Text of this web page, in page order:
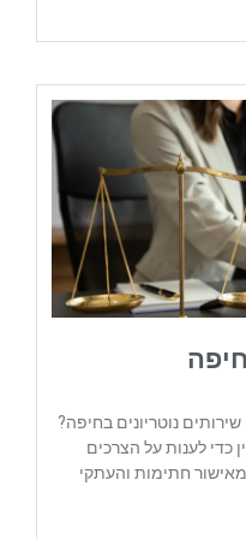
נוטריונים בחיפה?
כדי לענות על הצרכים
חתימות והעתקי